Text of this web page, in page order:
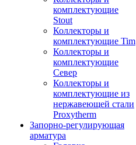
комплектующие
Stout
Коллекторы и
комплектующие Tim
Коллекторы и
комплектующие
Север
Коллекторы и
комплектующие из
нержавеющей стали
Proxytherm
Запорно-регулирующая
арматура